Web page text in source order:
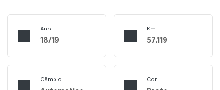
Ano
18/19
Km
57.119
Câmbio Cor